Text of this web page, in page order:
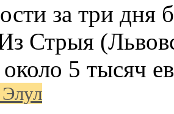
за три дня
Стрыя
5 тысяч